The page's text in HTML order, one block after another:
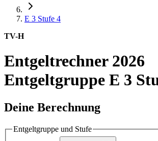
E 3 Stufe 4
TV-H
Entgeltrechner 2026
Entgeltgruppe E 3
Deine Berechnung
Entgeltgruppe und Stufe